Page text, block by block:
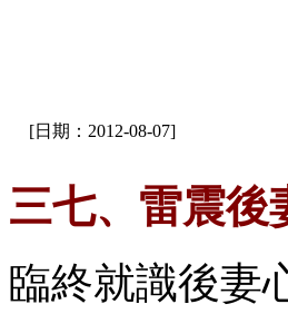
[日期：2012-08-07]
三七、雷震後
臨終就識後妻